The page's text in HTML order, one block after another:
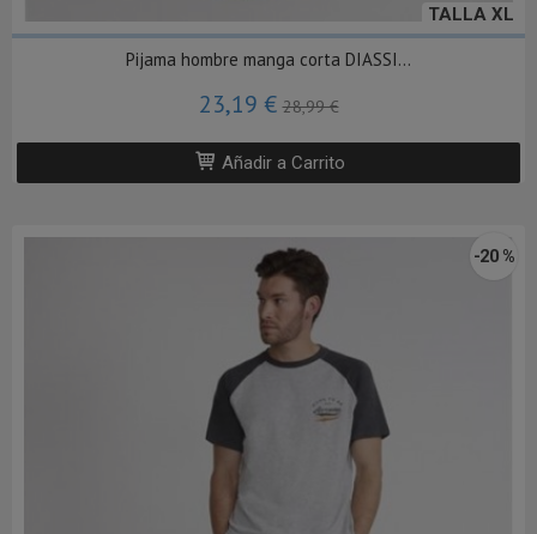
TALLA XL
Pijama hombre manga corta DIASSI...
23,19 €28,99 €
Añadir a Carrito
-20 %